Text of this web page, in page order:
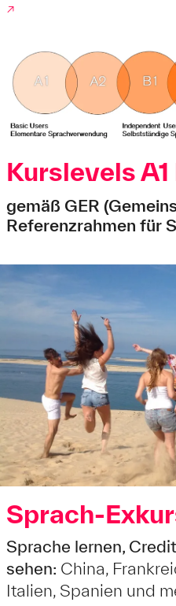
↗
Kurslevels A1
gemäß GER
Referenzrahmen für
Sprach-
Sprache lernen,
sehen: China,
Italien, Spanien und